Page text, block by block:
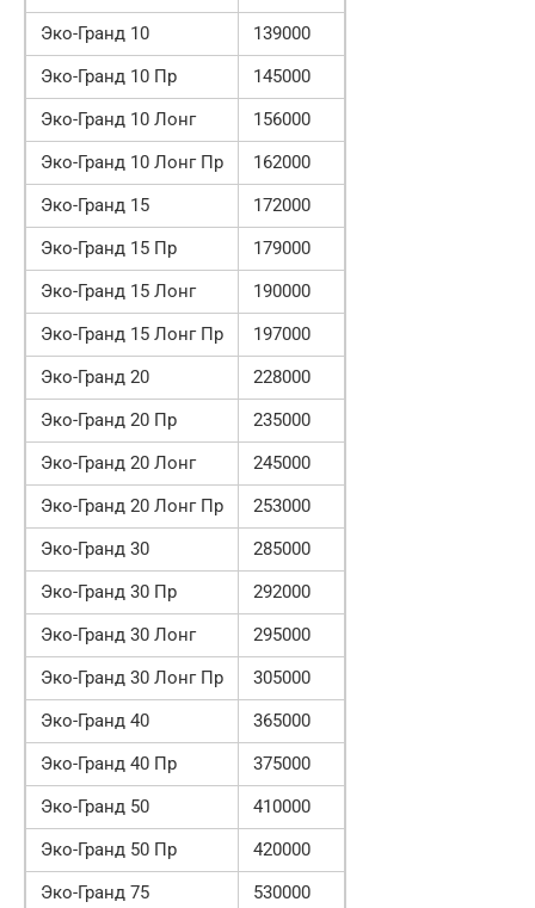
Эко-Гранд 10
139000
Эко-Гранд 10 Пр
145000
Эко-Гранд 10 Лонг
156000
Эко-Гранд 10 Лонг Пр
162000
Эко-Гранд 15
172000
Эко-Гранд 15 Пр
179000
Эко-Гранд 15 Лонг
190000
Эко-Гранд 15 Лонг Пр
197000
Эко-Гранд 20
228000
Эко-Гранд 20 Пр
235000
Эко-Гранд 20 Лонг
245000
Эко-Гранд 20 Лонг Пр
253000
Эко-Гранд 30
285000
Эко-Гранд 30 Пр
292000
Эко-Гранд 30 Лонг
295000
Эко-Гранд 30 Лонг Пр
305000
Эко-Гранд 40
365000
Эко-Гранд 40 Пр
375000
Эко-Гранд 50
410000
Эко-Гранд 50 Пр
420000
Эко-Гранд 75
530000